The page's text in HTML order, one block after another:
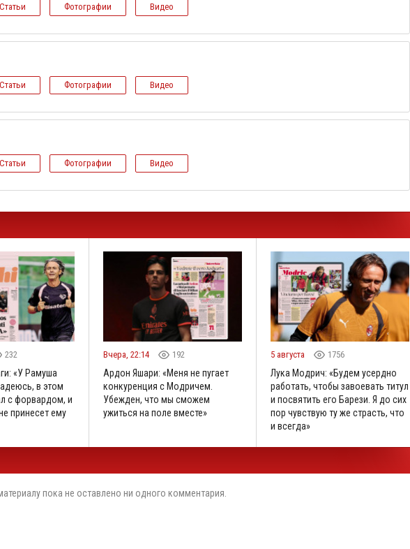
Статьи Фотографии Видео
Статьи Фотографии Видео
Статьи Фотографии Видео
232
«У Рамуша
в этом
с форвардом, и
принесет ему
Вчера, 22:14 192
Ардон Яшари: «Меня не пугает
конкуренция с Модричем.
Убежден, что мы сможем
ужиться на поле вместе»
5 августа 1756
Лука Модрич: «Будем усердно
работать, чтобы завоевать титул
и посвятить его Барези. Я до сих
пор чувствую ту же страсть, что
и всегда»
пока не оставлено ни одного комментария.